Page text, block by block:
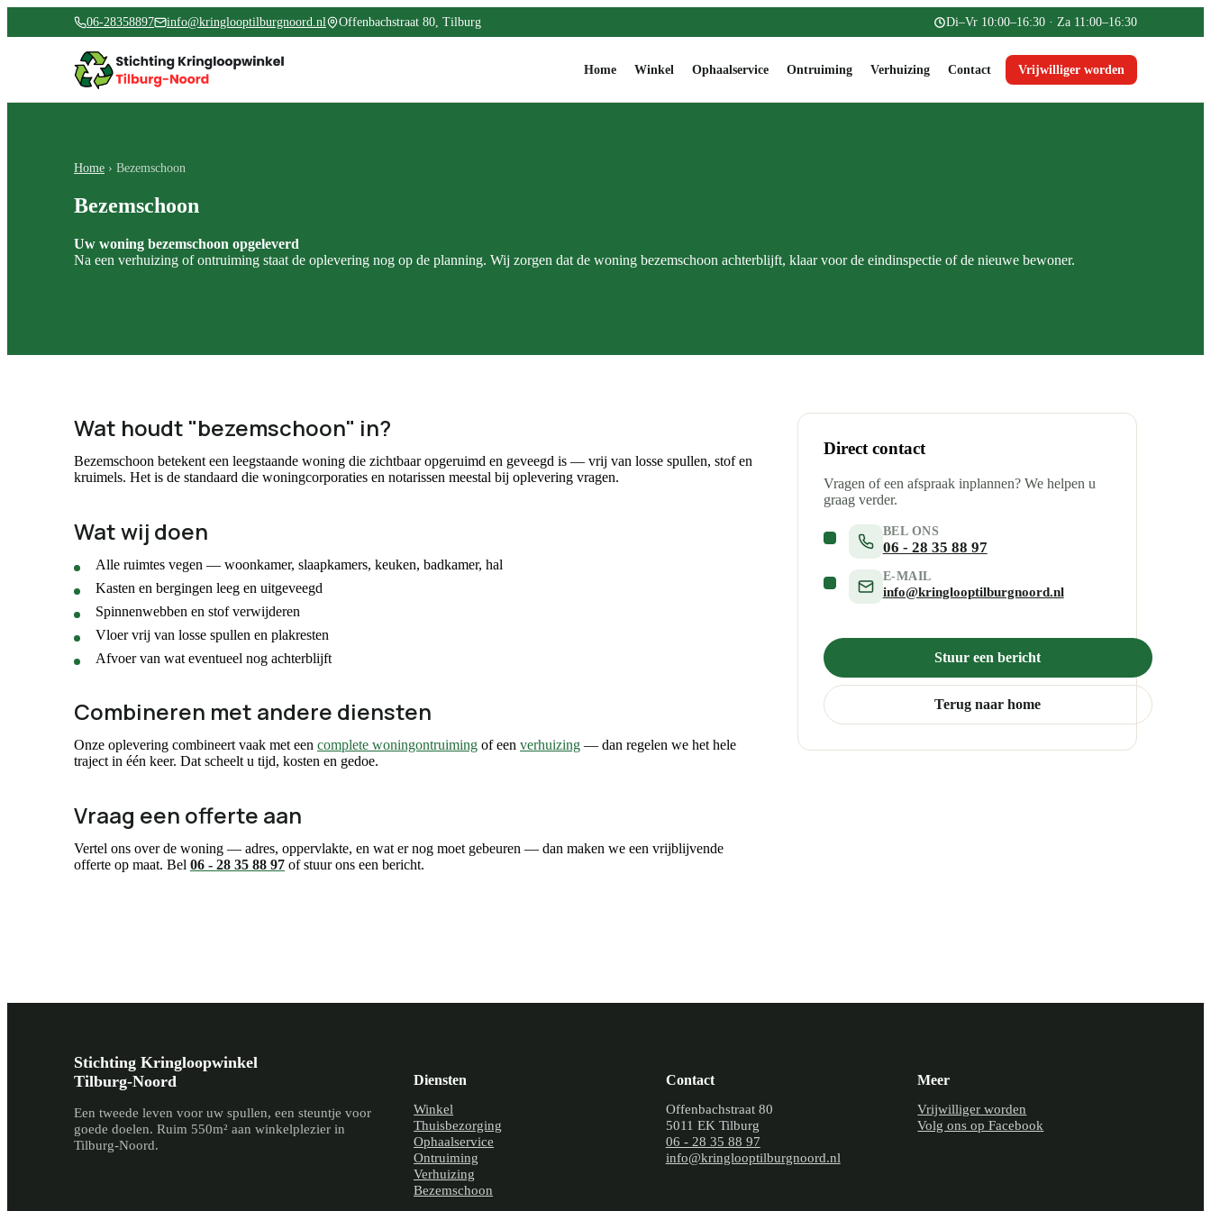
06-28358897 info@kringlooptilburgnoord.nl Offenbachstraat 80, Tilburg Di–Vr 10:00–16:30 · Za 11:00–16:30
Home Winkel Ophaalservice Ontruiming Verhuizing Contact Vrijwilliger worden
Home › Bezemschoon
Bezemschoon
Uw woning bezemschoon opgeleverd
Na een verhuizing of ontruiming staat de oplevering nog op de planning. Wij zorgen dat de woning bezemschoon achterblijft, klaar voor de eindinspectie of de nieuwe bewoner.
Wat houdt "bezemschoon" in?
Bezemschoon betekent een leegstaande woning die zichtbaar opgeruimd en geveegd is — vrij van losse spullen, stof en
kruimels. Het is de standaard die woningcorporaties en notarissen meestal bij oplevering vragen.
Wat wij doen
Alle ruimtes vegen — woonkamer, slaapkamers, keuken, badkamer, hal
Kasten en bergingen leeg en uitgeveegd
Spinnenwebben en stof verwijderen
Vloer vrij van losse spullen en plakresten
Afvoer van wat eventueel nog achterblijft
Combineren met andere diensten
Onze oplevering combineert vaak met een complete woningontruiming of een verhuizing — dan regelen we het hele
traject in één keer. Dat scheelt u tijd, kosten en gedoe.
Vraag een offerte aan
Vertel ons over de woning — adres, oppervlakte, en wat er nog moet gebeuren — dan maken we een vrijblijvende
offerte op maat. Bel 06 - 28 35 88 97 of stuur ons een bericht.
Direct contact
Vragen of een afspraak inplannen? We helpen u
graag verder.
BEL ONS
06 - 28 35 88 97
E-MAIL
info@kringlooptilburgnoord.nl
Stuur een bericht
Terug naar home
Stichting Kringloopwinkel
Tilburg-Noord
Een tweede leven voor uw spullen, een steuntje voor
goede doelen. Ruim 550m² aan winkelplezier in
Tilburg-Noord.
Diensten
Winkel
Thuisbezorging
Ophaalservice
Ontruiming
Verhuizing
Bezemschoon
Contact
Offenbachstraat 80
5011 EK Tilburg
06 - 28 35 88 97
info@kringlooptilburgnoord.nl
Meer
Vrijwilliger worden
Volg ons op Facebook